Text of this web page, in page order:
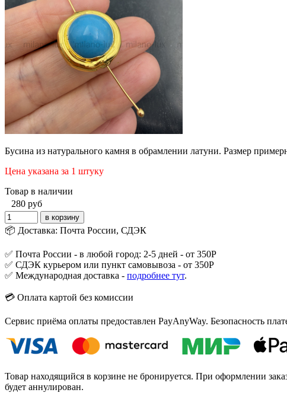
Бусина из натурального камня в обрамлении латуни. Размер
Цена указана за 1 штуку
Товар в наличии
280 руб
📦 Доставка: Почта России, СДЭК
✅ Почта России - в любой город: 2-5 дней - от 350Р
✅ СДЭК курьером или пункт самовывоза - от 350Р
✅ Международная доставка - подробнее тут.
💳 Оплата картой без комиссии
Сервис приёма оплаты предоставлен PayAnyWay. Безопасность
Товар находящийся в корзине не бронируется. При оформлении
будет аннулирован.